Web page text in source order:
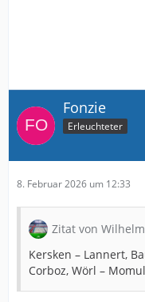
Fonzie
Erleuchteter
8. Februar 2026 um 12:33
Zitat von
Kersken – Lannert,
Corboz, Wörl –